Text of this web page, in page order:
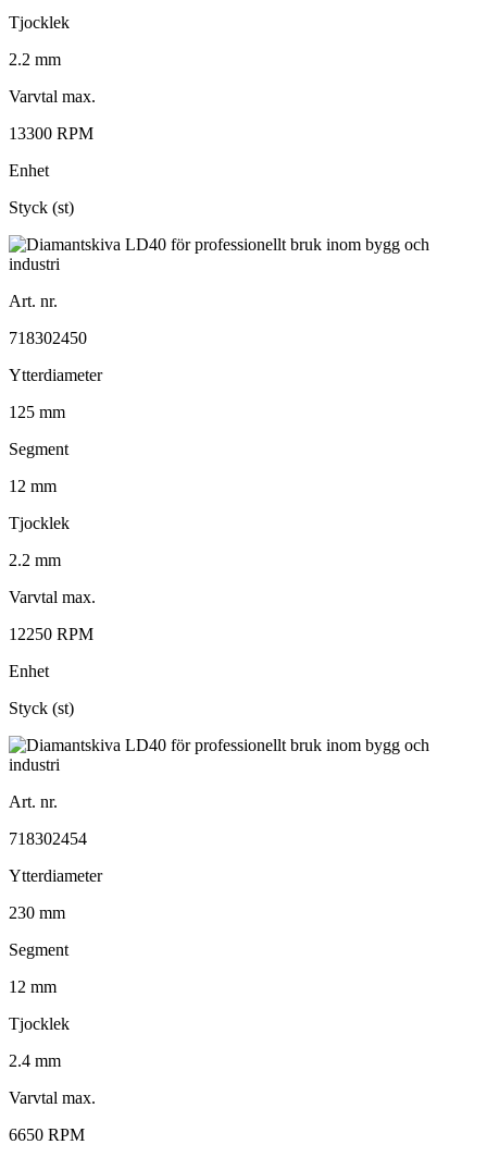
Tjocklek
2.2 mm
Varvtal max.
13300 RPM
Enhet
Styck (st)
Art. nr.
718302450
Ytterdiameter
125 mm
Segment
12 mm
Tjocklek
2.2 mm
Varvtal max.
12250 RPM
Enhet
Styck (st)
Art. nr.
718302454
Ytterdiameter
230 mm
Segment
12 mm
Tjocklek
2.4 mm
Varvtal max.
6650 RPM